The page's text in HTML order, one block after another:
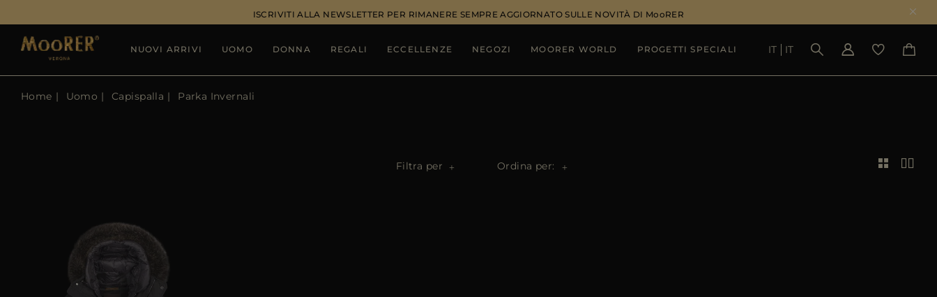
ISCRIVITI ALLA NEWSLETTER PER RIMANERE SEMPRE AGGIORNATO SULLE NOVITÀ DI MooRER
VEDI RISULTATI
NUOVI ARRIVI UOMO DONNA REGALI ECCELLENZE NEGOZI MOORER WORLD PROGETTI SPECIALI IT IT
Home Uomo Capispalla Parka Invernali
Filtra per Ordina per: